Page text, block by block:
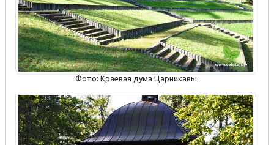
Фото: Краевая дума Царникавы